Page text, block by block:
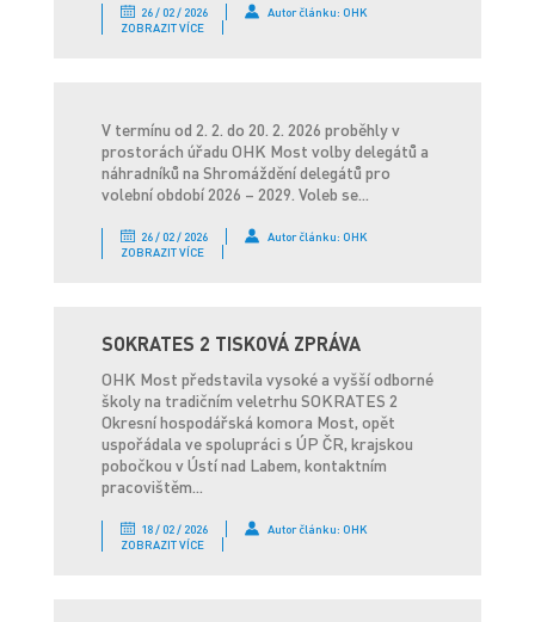
26 / 02 / 2026
Autor článku: OHK
ZOBRAZIT VÍCE
V termínu od 2. 2. do 20. 2. 2026 proběhly v
prostorách úřadu OHK Most volby delegátů a
náhradníků na Shromáždění delegátů pro
volební období 2026 – 2029. Voleb se...
26 / 02 / 2026
Autor článku: OHK
ZOBRAZIT VÍCE
SOKRATES 2 TISKOVÁ ZPRÁVA
OHK Most představila vysoké a vyšší odborné
školy na tradičním veletrhu SOKRATES 2
Okresní hospodářská komora Most, opět
uspořádala ve spolupráci s ÚP ČR, krajskou
pobočkou v Ústí nad Labem, kontaktním
pracovištěm...
18 / 02 / 2026
Autor článku: OHK
ZOBRAZIT VÍCE